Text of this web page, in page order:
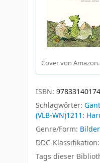
Cover von
ISBN:
Schlagwörter:
(VLB-WN)1211:
Genre/Form:
DDC-Klassifikation:
Tags dieser